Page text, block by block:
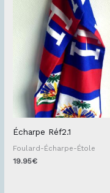
Écharpe Réf2.1
Foulard-Écharpe-Étole
19.95€